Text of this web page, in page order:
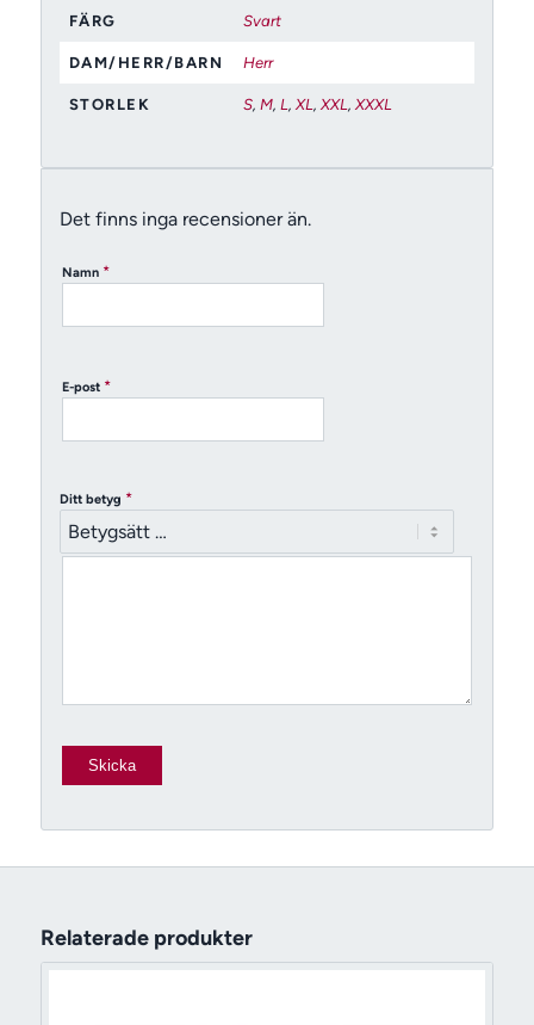
FÄRG Svart
DAM/HERR/BARN Herr
STORLEK S, M, L,XL,XXL,XXXL
Det finns inga recensioner än.
Namn *
E-post *
Ditt betyg *
Relaterade produkter